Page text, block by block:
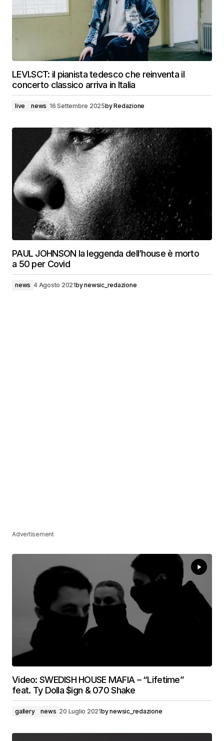
LEVI.SCT: il pianista tedesco che reinventa il
concerto classico arriva in Italia
live news 16 Settembre 2025byRedazione
PAUL JOHNSON la leggenda dell’house è morto
a 50 per Covid
news 4 Agosto 2021bynewsic_redazione
Advertisement
Video: SWEDISH HOUSE MAFIA – “Lifetime”
feat. Ty Dolla $ign & 070 Shake
gallery news 20 Luglio 2021bynewsic_redazione